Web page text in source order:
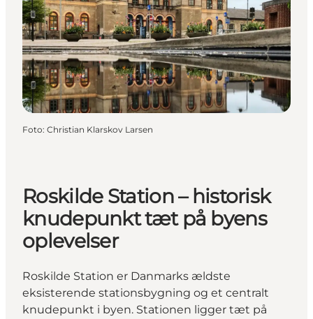
Foto: Christian Klarskov Larsen
Roskilde Station – historisk
knudepunkt tæt på byens
oplevelser
Roskilde Station er Danmarks ældste
eksisterende stationsbygning og et centralt
knudepunkt i byen. Stationen ligger tæt på